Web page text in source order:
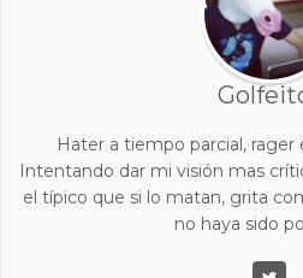
Hater a tiempo parcial,
Intentando dar mi visión mas
el típico que si lo matan, grita
no haya sido